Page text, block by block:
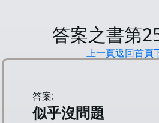
答案之書第
上一頁返回首頁
答案:
似乎沒問題